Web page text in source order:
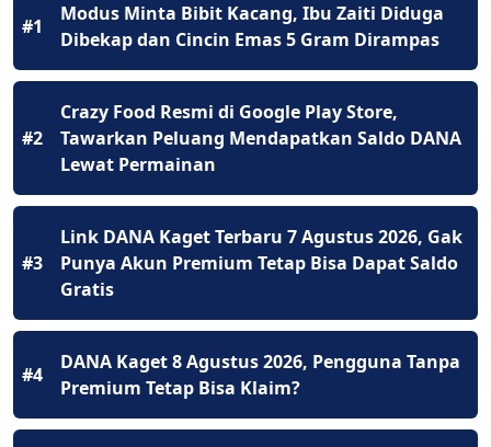
#1
Modus Minta Bibit Kacang, Ibu Zaiti Diduga
Dibekap dan Cincin Emas 5 Gram Dirampas
#2
Crazy Food Resmi di Google Play Store,
Tawarkan Peluang Mendapatkan Saldo DANA
Lewat Permainan
#3
Link DANA Kaget Terbaru 7 Agustus 2026, Gak
Punya Akun Premium Tetap Bisa Dapat Saldo
Gratis
#4
DANA Kaget 8 Agustus 2026, Pengguna Tanpa
Premium Tetap Bisa Klaim?